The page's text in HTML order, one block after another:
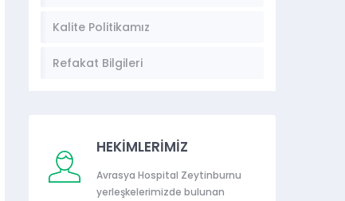
Kalite Politikamız
Refakat Bilgileri
HEKİMLERİMİZ
Avrasya Hospital Zeytinburnu
yerleşkelerimizde bulunan